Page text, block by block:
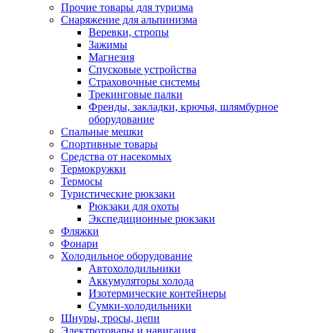
Прочие товары для туризма
Снаряжение для альпинизма
Веревки, стропы
Зажимы
Магнезия
Спусковые устройства
Страховочные системы
Трекинговые палки
Френды, закладки, крючья, шлямбурное
оборудование
Спальные мешки
Спортивные товары
Средства от насекомых
Термокружки
Термосы
Туристические рюкзаки
Рюкзаки для охоты
Экспедиционные рюкзаки
Фляжки
Фонари
Холодильное оборудование
Автохолодильники
Аккумуляторы холода
Изотермические контейнеры
Сумки-холодильники
Шнуры, тросы, цепи
Электротовары и навигация